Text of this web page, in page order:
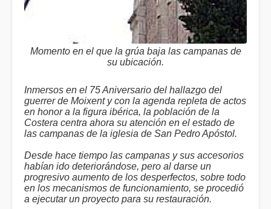
Momento en el que la grúa baja las campanas de
su ubicación.
Inmersos en el 75 Aniversario del hallazgo del
guerrer de Moixent y con la agenda repleta de actos
en honor a la figura ibérica, la población de la
Costera centra ahora su atención en el estado de
las campanas de la iglesia de San Pedro Apóstol.
Desde hace tiempo las campanas y sus accesorios
habían ido deteriorándose, pero al darse un
progresivo aumento de los desperfectos, sobre todo
en los mecanismos de funcionamiento, se procedió
a ejecutar un proyecto para su restauración.